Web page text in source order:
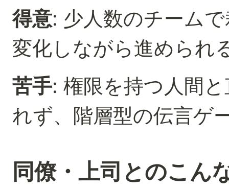
得意: 少人数のチーム
変化しながら進められ
苦手: 権限を持つ人間
れず、階層型の伝言ゲ
同僚・上司とのこん